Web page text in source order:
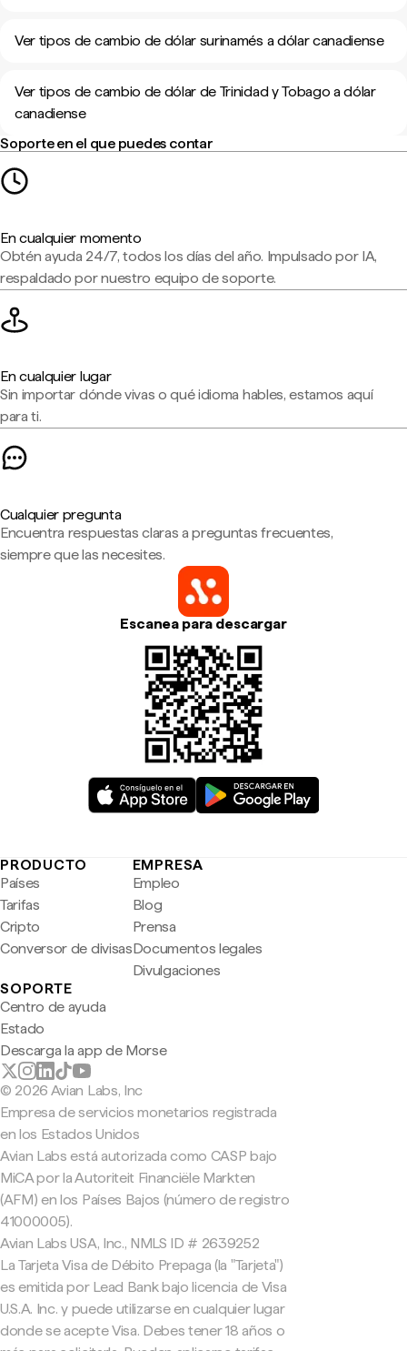
Ver tipos de cambio de dólar surinamés a dólar canadiense
Ver tipos de cambio de dólar de Trinidad y Tobago a dólar
canadiense
Soporte en el que puedes contar
En cualquier momento
Obtén ayuda 24/7, todos los días del año. Impulsado por IA,
respaldado por nuestro equipo de soporte.
En cualquier lugar
Sin importar dónde vivas o qué idioma hables, estamos aquí
para ti.
Cualquier pregunta
Encuentra respuestas claras a preguntas frecuentes,
siempre que las necesites.
Escanea para descargar
PRODUCTO
Países
Tarifas
Cripto
Conversor de divisas
EMPRESA
Empleo
Blog
Prensa
Documentos legales
Divulgaciones
SOPORTE
Centro de ayuda
Estado
Descarga la app de Morse
© 2026 Avian Labs, Inc
Empresa de servicios monetarios registrada
en los Estados Unidos
Avian Labs está autorizada como CASP bajo
MiCA por la Autoriteit Financiële Markten
(AFM) en los Países Bajos (número de registro
41000005).
Avian Labs USA, Inc., NMLS ID # 2639252
La Tarjeta Visa de Débito Prepaga (la "Tarjeta")
es emitida por Lead Bank bajo licencia de Visa
U.S.A. Inc. y puede utilizarse en cualquier lugar
donde se acepte Visa. Debes tener 18 años o